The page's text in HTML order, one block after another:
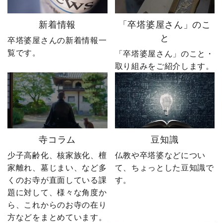
たサイトに待っていたの
は、想像以上の結果でし
社長の運命を大きく変え
る出来事が起こります。
ぜひ最後までご覧いただ
き、感想をコメントで教
えてください！ 「いい
ね」「保存」「フォロ
ー」も励みになります。
ーーーーーーーーーーー
ーーーーーー 創業明治15
年｜卒塔婆専門メーカー
東京・日の出町を拠点
に、全国6,000以上のお寺
とお取引する、 お寺のこ
とを知り尽くした“卒塔婆
屋”です。 卒塔婆に関する
疑問をわかりやすく解説
か月続けても注文はゼ
ロ。 100年以上続く取引
が当たり前の業界で、新
参者が簡単に入り込める
世界ではありませんでし
た。 追い詰められたやじ
社長は、この状況を変え
るために、当時の業界で
は考えられないある決断
をします。 その決断とは
──。 続きは第3話「EC参
入編」。 ぜひ最後までご
覧いただき、感想をコメ
ントで教えてください！
「いいね」「保存」「フ
ォロー」も励みになりま
す。 ーーーーーーーーー
新着情報
卒塔婆屋さんの新着情報一
覧です。
「卒塔婆屋さん」のこ
と
「卒塔婆屋さん」のこと・
取り組みをご紹介します。
寺コラム
少子高齢化、核家族化、檀
家離れ、墓じまい、など多
くのお寺が直面している課
題に対して、様々な角度か
ら、これからのお寺の在り
方などをまとめています。
豆知識
仏教や卒塔婆などについ
て、ちょっとした豆知識で
す。